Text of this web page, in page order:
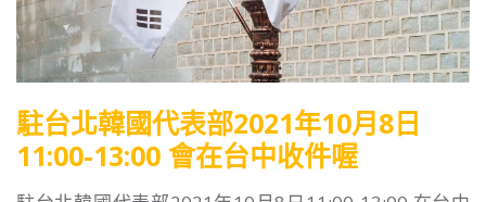
駐台北韓國代表部2021年10月8日
11:00-13:00 會在台中收件喔